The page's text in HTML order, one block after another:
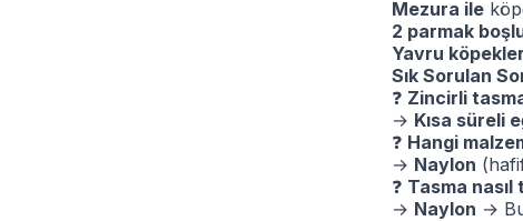
Mezura ile
2 parmak
Yavru
Sık Sorulan
❓ Zincirli
→ Kısa süreli
❓ Hangi
→ Naylon
❓ Tasma
→ Naylon →